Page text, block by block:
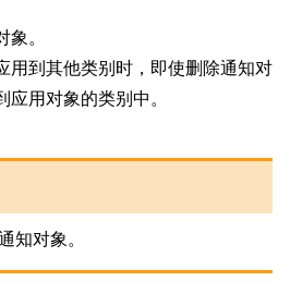
。
用到其他类别时，即使删除通知对
用对象的类别中。
知对象。